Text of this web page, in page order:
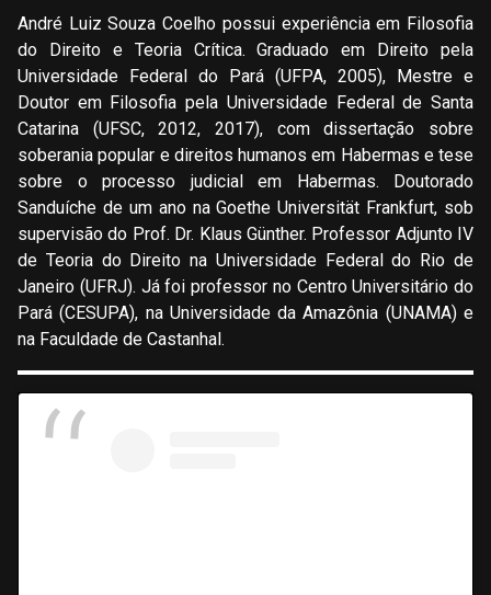
André Luiz Souza Coelho possui experiência em Filosofia
do Direito e Teoria Crítica. Graduado em Direito pela
Universidade Federal do Pará (UFPA, 2005), Mestre e
Doutor em Filosofia pela Universidade Federal de Santa
Catarina (UFSC, 2012, 2017), com dissertação sobre
soberania popular e direitos humanos em Habermas e tese
sobre o processo judicial em Habermas. Doutorado
Sanduíche de um ano na Goethe Universität Frankfurt, sob
supervisão do Prof. Dr. Klaus Günther. Professor Adjunto IV
de Teoria do Direito na Universidade Federal do Rio de
Janeiro (UFRJ). Já foi professor no Centro Universitário do
Pará (CESUPA), na Universidade da Amazônia (UNAMA) e
na Faculdade de Castanhal.